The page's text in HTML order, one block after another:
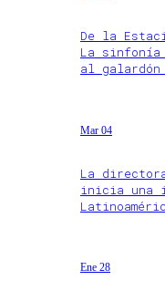
De la
La sinfonía
al galardón
Mar 04
La
inicia una
Ene 28